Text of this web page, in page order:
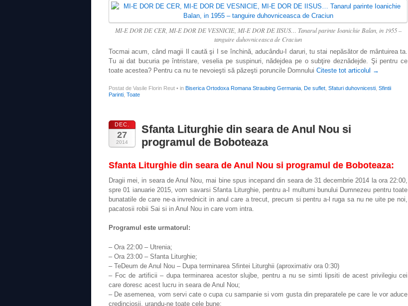
MI-E DOR DE CER, MI-E DOR DE VESNICIE, MI-E DOR DE IISUS… Tanarul parinte Ioanichie Balan, in 1955 –
tanguire duhovniceasca de Craciun
Tocmai acum, când magii Il caută şi I se închină, aducându-I daruri, tu stai nepăsător de mântuirea ta.
Tu ai dat bucuria pe întristare, veselia pe suspinuri, nădejdea pe o subţire deznădejde. Şi pentru ce
toate acestea? Pentru ca nu te nevoieşti să păzeşti poruncile Domnului Citeste tot articolul →
Postat de Vasile Florin Reut • in Biserica Ortodoxa Romana Straubing Germania De suflet Sfaturi duhovnicesti Sfintii
Parinti Toate
DEC.
27
2014
Sfanta Liturghie din seara de Anul Nou si
programul de Boboteaza
Sfanta Liturghie din seara de Anul Nou si programul de Boboteaza:
Dragii mei, in seara de Anul Nou, mai bine spus incepand din seara de 31 decembrie 2014 la ora 22:00,
spre 01 ianuarie 2015, vom savarsi Sfanta Liturghie, pentru a-I multumi bunului Dumnezeu pentru toate
bunatatile de care ne-a invrednicit in anul care a trecut, precum si pentru a-l ruga sa nu ne uite pe noi,
pacatosii robii Sai si in Anul Nou in care vom intra.
Programul este urmatorul:
– Ora 22:00 – Utrenia;
– Ora 23:00 – Sfanta Liturghie;
– TeDeum de Anul Nou – Dupa terminarea Sfintei Liturghii (aproximativ ora 0:30)
– Foc de artificii – dupa terminarea acestor slujbe, pentru a nu se simti lipsiti de acest privilegiu cei
care doresc acest lucru in seara de Anul Nou;
– De asemenea, vom servi cate o cupa cu sampanie si vom gusta din preparatele pe care le vor aduce
credinciosii, urandu-ne toate cele bune;